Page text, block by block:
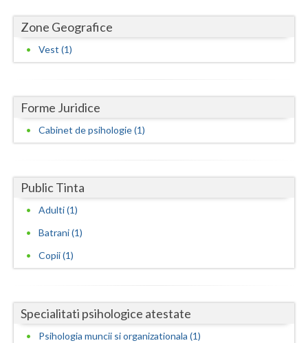
Gorj
Harghita
Ialomita
Iasi
Maramures
Mehedinti
Neamt
Prahova
Zone Geografice
Vest (1)
Forme Juridice
Cabinet de psihologie (1)
Public Tinta
Adulti (1)
Batrani (1)
Copii (1)
Specialitati psihologice atestate
Psihologia muncii si organizationala (1)